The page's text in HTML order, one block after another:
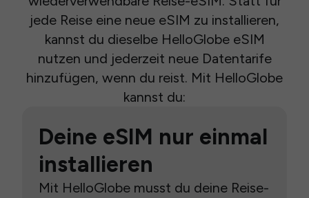
jede Reise eine neue eSIM zu installieren,
kannst du dieselbe HelloGlobe eSIM
nutzen und jederzeit neue Datentarife
hinzufügen, wenn du reist. Mit HelloGlobe
kannst du:
Deine eSIM nur einmal
installieren
Mit HelloGlobe musst du deine Reise-